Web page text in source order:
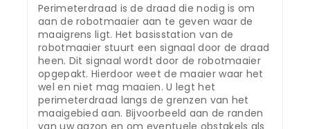
Perimeterdraad is de draad die nodig is om
aan de robotmaaier aan te geven waar de
maaigrens ligt. Het basisstation van de
robotmaaier stuurt een signaal door de draad
heen. Dit signaal wordt door de robotmaaier
opgepakt. Hierdoor weet de maaier waar het
wel en niet mag maaien. U legt het
perimeterdraad langs de grenzen van het
maaigebied aan. Bijvoorbeeld aan de randen
van uw gazon en om eventuele obstakels als